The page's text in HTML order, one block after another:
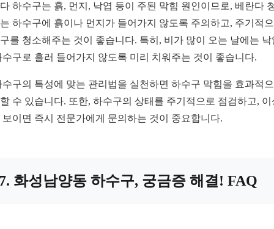
하수구는 흙, 먼지, 낙엽 등이 주된 막힘 원인이므로, 베란다
하수구에 흙이나 먼지가 들어가지 않도록 주의하고, 주기적
를 청소해주는 것이 좋습니다. 특히, 비가 많이 오는 날에는 낙
수구로 흘러 들어가지 않도록 미리 치워주는 것이 좋습니다.
수구의 특성에 맞는 관리법을 실천하면 하수구 막힘을 효과적
수 있습니다. 또한, 하수구의 상태를 주기적으로 점검하고, 이
보이면 즉시 전문가에게 문의하는 것이 중요합니다.
화성남양동 하수구, 궁금증 해결! FAQ